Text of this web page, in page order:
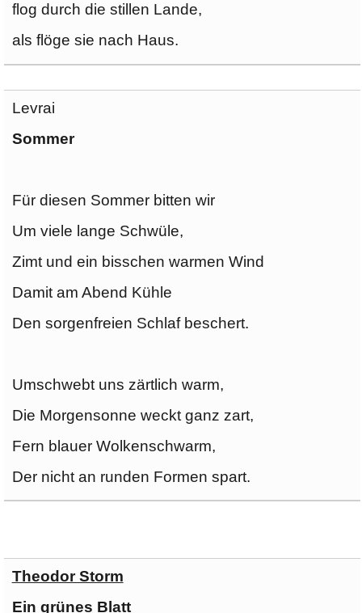
flog durch die stillen Lande,
als flöge sie nach Haus.
Levrai
Sommer
Für diesen Sommer bitten wir
Um viele lange Schwüle,
Zimt und ein bisschen warmen Wind
Damit am Abend Kühle
Den sorgenfreien Schlaf beschert.
Umschwebt uns zärtlich warm,
Die Morgensonne weckt ganz zart,
Fern blauer Wolkenschwarm,
Der nicht an runden Formen spart.
Theodor Storm
Ein grünes Blatt